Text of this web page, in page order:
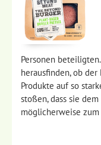
Personen
herausfinden, ob
Produkte auf so
stoßen, dass sie
möglicherweise